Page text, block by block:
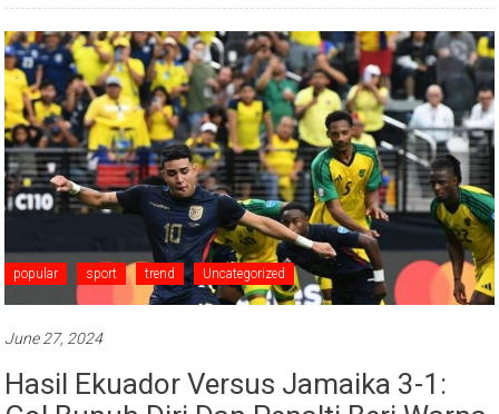
popular sport trend Uncategorized
June 27, 2024
Hasil Ekuador Versus Jamaika 3-1: